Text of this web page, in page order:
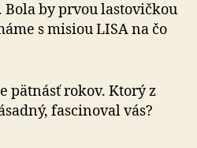
Bola by prvou lastovičkou
s misiou LISA na čo
pätnásť rokov. Ktorý z
fascinoval vás?